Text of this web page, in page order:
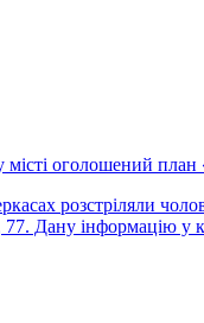
місті оголошений
розстріляли
Дану інформацію у